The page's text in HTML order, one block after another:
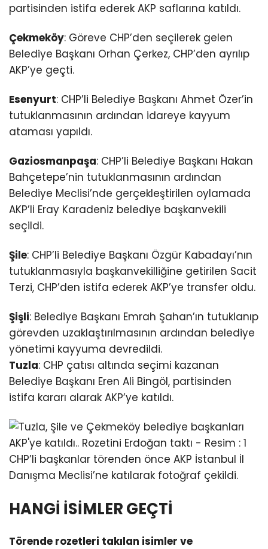
partisinden istifa ederek AKP saflarına katıldı.
Çekmeköy: Göreve CHP’den seçilerek gelen
Belediye Başkanı Orhan Çerkez, CHP’den ayrılıp
AKP’ye geçti.
Esenyurt: CHP’li Belediye Başkanı Ahmet Özer’in
tutuklanmasının ardından idareye kayyum
ataması yapıldı.
Gaziosmanpaşa: CHP’li Belediye Başkanı Hakan
Bahçetepe’nin tutuklanmasının ardından
Belediye Meclisi’nde gerçekleştirilen oylamada
AKP’li Eray Karadeniz belediye başkanvekili
seçildi.
Şile: CHP’li Belediye Başkanı Özgür Kabadayı’nın
tutuklanmasıyla başkanvekilliğine getirilen Sacit
Terzi, CHP’den istifa ederek AKP’ye transfer oldu.
Şişli: Belediye Başkanı Emrah Şahan’ın tutuklanıp
görevden uzaklaştırılmasının ardından belediye
yönetimi kayyuma devredildi.
Tuzla: CHP çatısı altında seçimi kazanan
Belediye Başkanı Eren Ali Bingöl, partisinden
istifa kararı alarak AKP’ye katıldı.
CHP’li başkanlar törenden önce AKP İstanbul İl
Danışma Meclisi’ne katılarak fotoğraf çekildi.
HANGİ İSİMLER GEÇTİ
Törende rozetleri takılan isimler ve